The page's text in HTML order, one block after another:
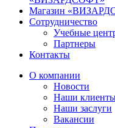
Магазин
Сотрудничество
Учебные
Партнеры
Контакты
О компании
Новости
Наши
Наши заслуги
Вакансии